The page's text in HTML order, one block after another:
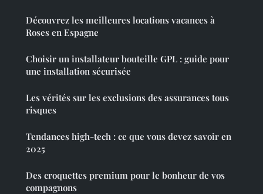
Découvrez les meilleures locations vacances à
Roses en Espagne
Choisir un installateur bouteille GPL : guide pour
une installation sécurisée
Les vérités sur les exclusions des assurances tous
risques
Tendances high-tech : ce que vous devez savoir en
2025
Des croquettes premium pour le bonheur de vos
compagnons